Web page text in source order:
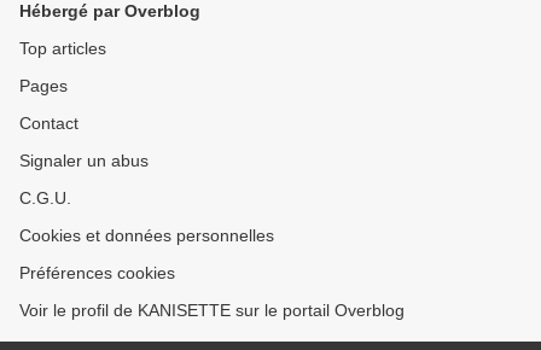
Hébergé par Overblog
Top articles
Pages
Contact
Signaler un abus
C.G.U.
Cookies et données personnelles
Préférences cookies
Voir le profil de KANISETTE sur le portail Overblog